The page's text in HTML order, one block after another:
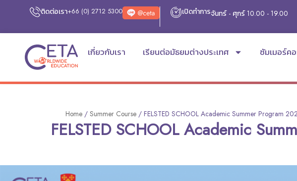
ติดต่อเรา+66 (0) 2712 5300 เปิดทำการจันทร์ - ศุกร์ 10.00 - 19.00
เกี่ยวกับเรา เรียนต่อมัธยมต่างประเทศ ซัมเมอร์ค
Home / Summer Course / FELSTED SCHOOL Academic Summer Program
FELSTED SCHOOL Academic